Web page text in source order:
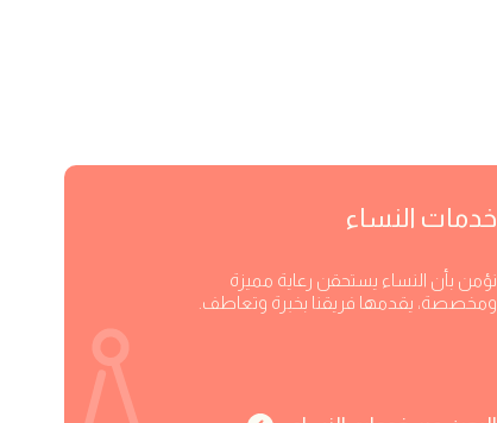
خدمات النساء
نؤمن بأن النساء يستحقن رعاية مميزة
ومخصصة، يقدمها فريقنا بخبرة وتعاطف.